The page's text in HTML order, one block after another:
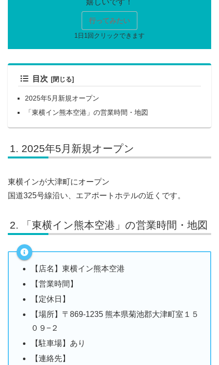
行ってみたい
目次
2025年5月新規オープン
「東横イン熊本空港」の営業時間・地図
2025年5月新規オープン
東横インが大津町にオープン
国道325号線沿い、エアポートホテルの近くです。
「東横イン熊本空港」の営業時間・地図
【店名】東横イン熊本空港
【営業時間】
【定休日】
【場所】〒869-1235 熊本県菊池郡大津町室１５
０９−２
【駐車場】あり
【連絡先】